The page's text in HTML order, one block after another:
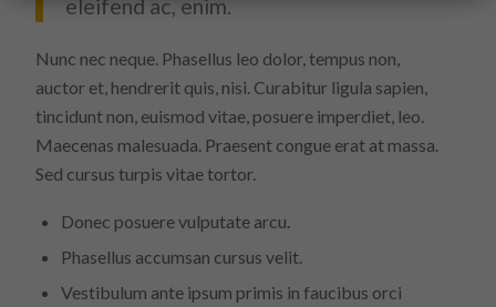
eleifend ac, enim.
Nunc nec neque. Phasellus leo dolor, tempus non,
auctor et, hendrerit quis, nisi. Curabitur ligula sapien,
tincidunt non, euismod vitae, posuere imperdiet, leo.
Maecenas malesuada. Praesent congue erat at massa.
Sed cursus turpis vitae tortor.
Donec posuere vulputate arcu.
Phasellus accumsan cursus velit.
Vestibulum ante ipsum primis in faucibus orci